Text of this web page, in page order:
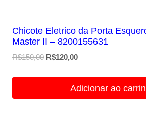
Chicote Eletrico da Porta
Master II – 8200155631
R$150,00 O
R$120,00O
é:
Adicionar ao